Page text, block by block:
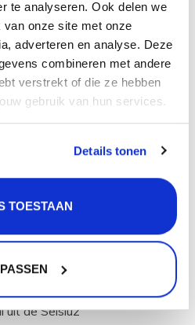
te analyseren. Ook delen we
onze site met onze
adverteren en analyse. Deze
combineren met andere
verstrekt of die ze hebben
gebruik van hun services.
Details tonen
TOESTAAN
leiding naar je keuken
warm waterdan heeft
meerwaarde en kun je
set maar dan met deSingle
pakket bevat de
uit de Selsiuz